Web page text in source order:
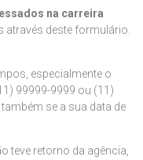
na carreira
através deste formulário.
especialmente o
99999-9999 ou (11)
se a sua data de
teve retorno da agência,